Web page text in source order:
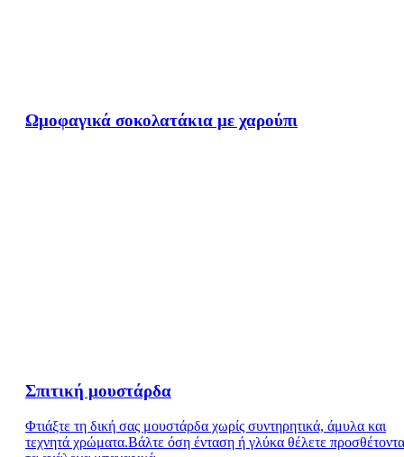
Ωμοφαγικά σοκολατάκια με χαρούπι
Σπιτική μουστάρδα
Φτιάξτε τη δική σας μουστάρδα χωρίς συντηρητικά, άμυλα και
τεχνητά χρώματα.Βάλτε όση ένταση ή γλύκα θέλετε